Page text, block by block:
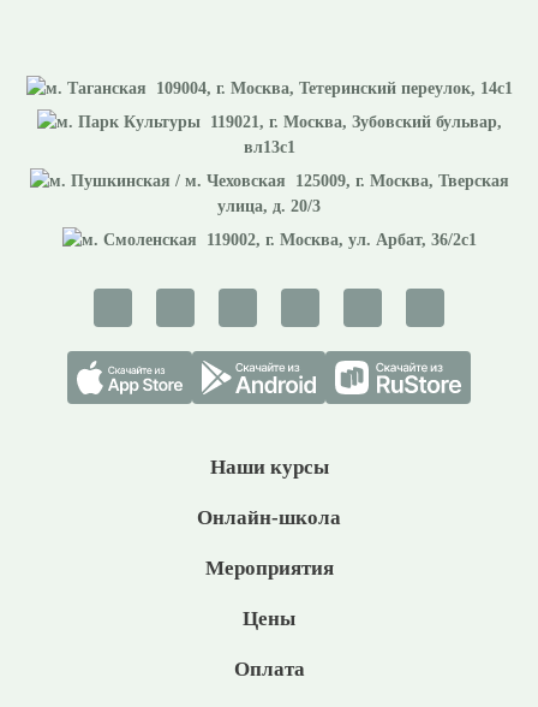
109004, г. Москва, Тетеринский переулок, 14с1
119021, г. Москва, Зубовский бульвар,
вл13с1
125009, г. Москва, Тверская
улица, д. 20/3
119002, г. Москва, ул. Арбат, 36/2с1
Наши курсы
Онлайн-школа
Мероприятия
Цены
Оплата